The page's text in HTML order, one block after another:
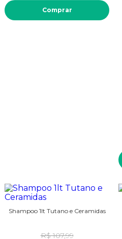
Comprar
Shampoo 1lt Tutano e Ceramidas
R$ 107,99